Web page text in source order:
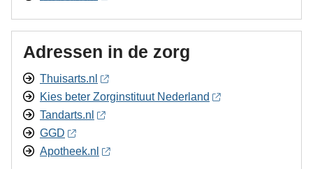
Adressen in de zorg
Thuisarts.nl
Kies beter Zorginstituut Nederland
Tandarts.nl
GGD
Apotheek.nl